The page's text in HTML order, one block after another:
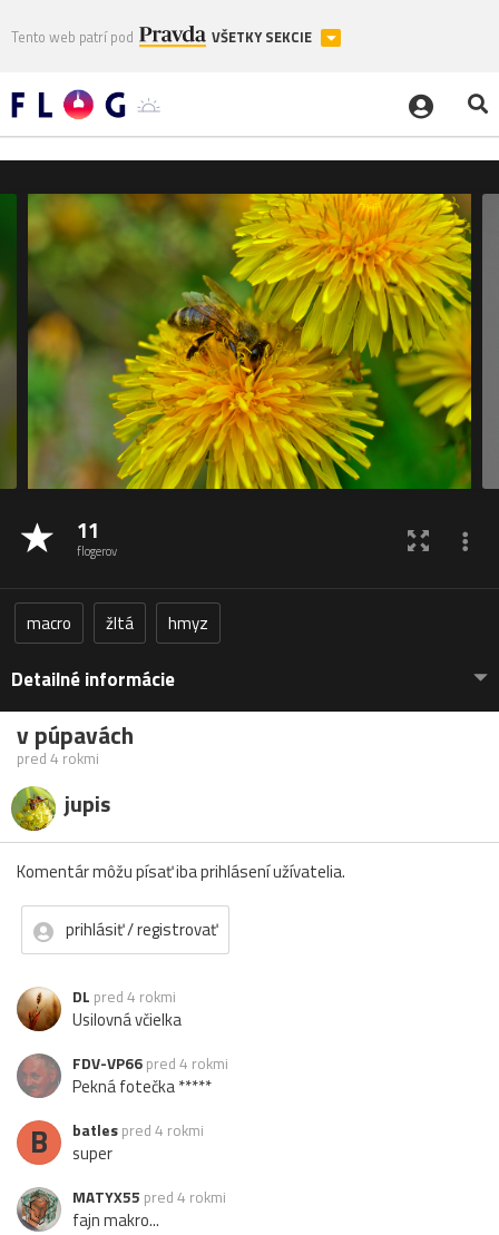
Tento web patrí pod VŠETKY SEKCIE
11
flogerov
macro žltá hmyz
Detailné informácie
v púpavách
pred 4 rokmi
jupis
Komentár môžu písať iba prihlásení užívatelia.
prihlásiť / registrovať
DL pred 4 rokmi
Usilovná včielka
FDV-VP66 pred 4 rokmi
Pekná fotečka *****
B batles pred 4 rokmi
super
MATYX55 pred 4 rokmi
fajn makro...